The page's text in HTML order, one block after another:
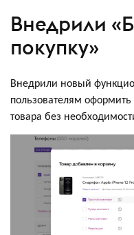
Внедрили
покупку»
Внедрили новый
пользователям оформить
товара без